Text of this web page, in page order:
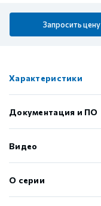
Запросить цену
Характеристики
Документация и ПО
Видео
О серии